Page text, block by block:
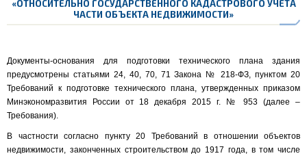
«ОТНОСИТЕЛЬНО ГОСУДАРСТВЕННОГО КАДАСТРОВОГО УЧЕТА
ЧАСТИ ОБЪЕКТА НЕДВИЖИМОСТИ»
Документы-основания для подготовки технического плана здания
предусмотрены статьями 24, 40, 70, 71 Закона № 218-ФЗ, пунктом 20
Требований к подготовке технического плана, утвержденных приказом
Минэкономразвития России от 18 декабря 2015 г. № 953 (далее –
Требования).
В частности согласно пункту 20 Требований в отношении объектов
недвижимости, законченных строительством до 1917 года, в том числе